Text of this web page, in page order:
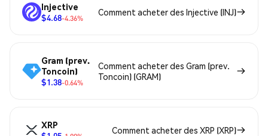
Injective
$4.68-4.36%
Comment acheter des Injective (INJ)
Gram (prev.
Toncoin)
$1.38-0.64%
Comment acheter des Gram (prev.
Toncoin) (GRAM)
XRP
Comment acheter des XRP (XRP)